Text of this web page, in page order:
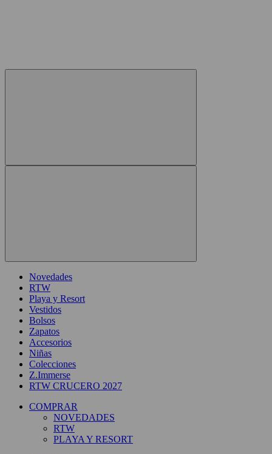
Novedades
RTW
Playa y Resort
Vestidos
Bolsos
Zapatos
Accesorios
Niñas
Colecciones
Z.Immerse
RTW CRUCERO 2027
COMPRAR
NOVEDADES
RTW
PLAYA Y RESORT